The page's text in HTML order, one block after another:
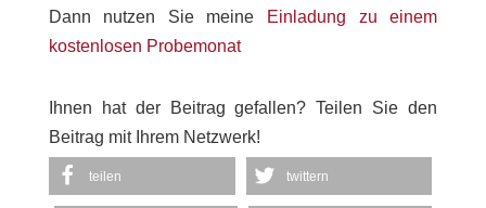
Dann nutzen Sie meine
Einladung zu einem
kostenlosen Probemonat
Ihnen hat der Beitrag gefallen? Teilen Sie den
Beitrag mit Ihrem Netzwerk!
teilen twittern